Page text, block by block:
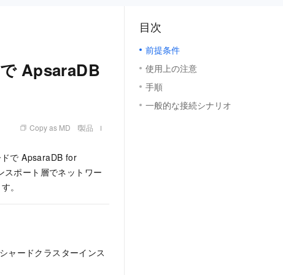
ApsaraDB
Copy as MD 製品
で ApsaraDB for
ポート層でネットワー
。
ャードクラスターインス
目次
前提条件
使用上の注意
手順
一般的な接続シナリオ